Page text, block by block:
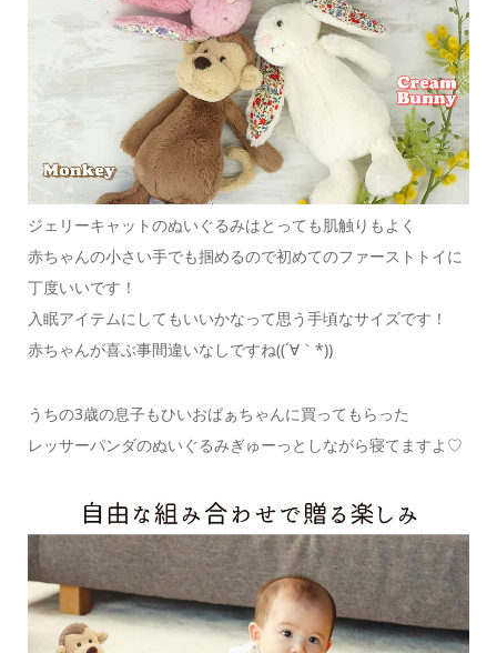
ジェリーキャットのぬいぐるみはとっても肌触りもよく
赤ちゃんの小さい手でも掴めるので初めてのファーストトイに
丁度いいです！
入眠アイテムにしてもいいかなって思う手頃なサイズです！
赤ちゃんが喜ぶ事間違いなしですね((´∀｀*))
うちの3歳の息子もひいおばぁちゃんに買ってもらった
レッサーパンダのぬいぐるみぎゅーっとしながら寝てますよ♡